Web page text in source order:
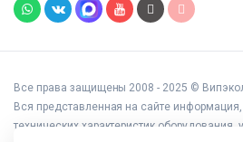
Все права защищены 2008 - 2025 ©
Вся представленная на сайте
технических характеристик оборудования,